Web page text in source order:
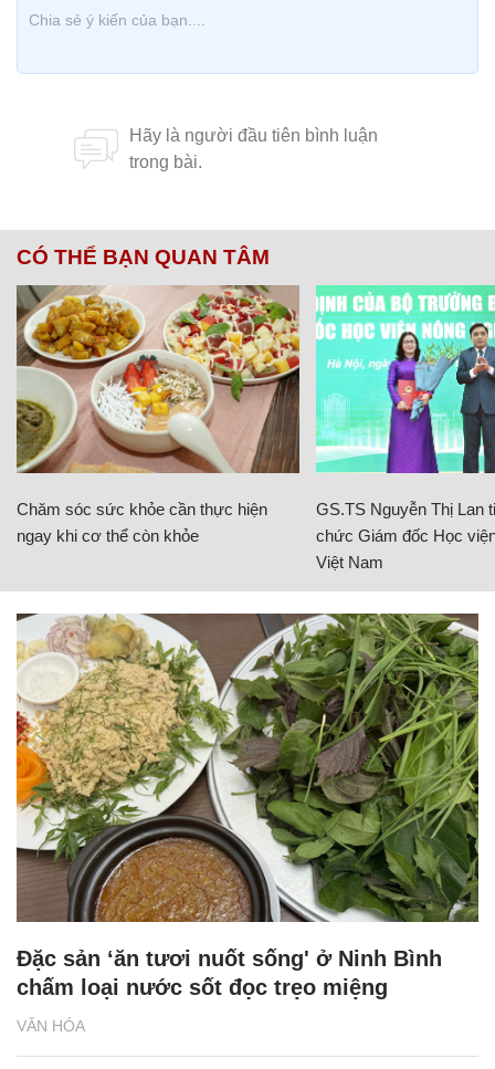
CÓ THỂ BẠN QUAN TÂM
Chăm sóc sức khỏe cần thực hiện
ngay khi cơ thể còn khỏe
GS.TS Nguyễn Thị Lan
chức Giám đốc Học
Việt Nam
VĂN HÓA
Đặc sản ‘ăn tươi nuốt sống' ở Ninh Bình
chấm loại nước sốt đọc trẹo miệng